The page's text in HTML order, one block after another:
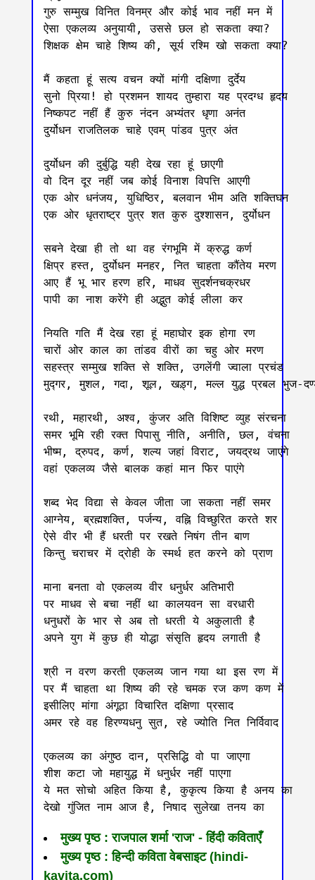
गुरु सम्मुख विनित विनम्र और कोई भाव नहीं मन में
ऐसा एकलव्य अनुयायी, उससे छल हो सकता क्या?
शिक्षक क्षेम चाहे शिष्य की, सूर्य रश्मि खो सकता क्या?
मैं कहता ‌हूं सत्य वचन क्यों मांगी दक्षिणा दुर्देय
सुनो प्रिया! हो प्रशमन शायद तुम्हारा यह प्रदग्ध हृदय
निष्कपट नहीं हैं कुरु नंदन अभ्यंतर धृणा अनंत
दुर्योधन राजतिलक चाहे एवम् पांडव पुत्र अंत
दुर्योधन की दुर्बुद्धि यही देख रहा हूं छाएगी
वो दिन दूर नहीं जब कोई विनाश विपत्ति आएगी
एक ओर धनंजय, युधिष्ठिर, बलवान भीम अति शक्तिघन
एक ओर धृतराष्ट्र पुत्र शत कुरु दुश्शासन, दुर्योधन
सबने देखा ही तो था वह रंगभूमि में क्रुद्ध कर्ण
क्षिप्र हस्त, दुर्योधन मनहर, नित चाहता कौंतेय मरण
आए हैं भू भार हरण हरि, माधव सुदर्शनचक्रधर
पापी का नाश करेंगे ही अद्भुत कोई लीला कर
नियति गति मैं देख रहा हूं महाघोर इक होगा रण
चारों ओर काल का तांडव वीरों का चहु ओर मरण
सहस्त्र सम्मुख शक्ति से शक्ति, उगलेंगी ज्वाला प्रचंड
मुद्गर, मुशल, गदा, शूल, खड़्ग, मल्ल युद्ध प्रबल भुज-
रथी, महारथी, अश्व, कुंजर अति विशिष्ट व्युह संरचना
समर भूमि रही रक्त पिपासु नीति, अनीति, छल, वंचना
भीष्म, द्रुपद, कर्ण, शल्य जहां विराट, जयद्रथ जाएंगे
वहां एकलव्य जैसे बालक कहां मान फिर पाएंगे
शब्द भेद विद्या से केवल जीता जा सकता नहीं समर
आग्नेय, ब्रह्मशक्ति, पर्जन्य, वह्नि विच्छुरित करते शर
ऐसे वीर भी हैं धरती पर रखते निषंग तीन बाण
किन्तु चराचर में द्रोही के स्मर्थ हत करने को प्राण
माना बनता वो एकलव्य वीर धनुर्धर अतिभारी
पर माधव से बचा नहीं था कालयवन सा वरधारी
धनुधरों के भार से अब तो धरती ये अकुलाती है
अपने युग में कुछ ही योद्धा संसृति हृदय लगाती है
श्री न वरण करती एकलव्य जान गया था इस रण में
पर मैं चाहता था शिष्य की रहे चमक रज कण कण में
इसीलिए मांगा अंगूठा विचारित दक्षिणा प्रसाद
अमर रहे वह हिरण्यधनु सुत, रहे ज्योति नित निर्विवाद
एकलव्य का अंगुष्ठ दान, प्रसिद्धि वो पा जाएगा
शीश कटा जो महायुद्ध में धनुर्धर नहीं पाएगा‌
ये मत सोचो अहित किया है, कुकृत्य किया है अनय का
देखो गुंजित नाम आज है, निषाद सुलेखा तनय का
मुख्य पृष्ठ : राजपाल शर्मा 'राज' - हिंदी कविताएँ
मुख्य पृष्ठ : हिन्दी कविता वेबसाइट (hindi-
kavita.com)